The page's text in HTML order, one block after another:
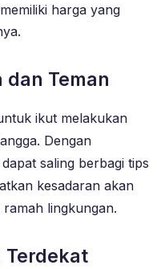
harga yang
dan Teman
ikut melakukan
Dengan
saling berbagi tips
kesadaran akan
lingkungan.
Terdekat